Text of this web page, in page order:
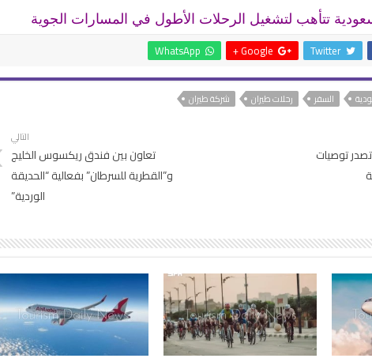
تتأهب لتشغيل الرحلات الأطول في المسارات الجوية
Twitter
Google +
WhatsApp
السفر رحلات طيران شركة طيران
تصدر توصيات
التالي
تعاون بين فندق ريكسوس الخليج
و”القطرية للسرطان” بفعالية “الحديقة
الوردية”